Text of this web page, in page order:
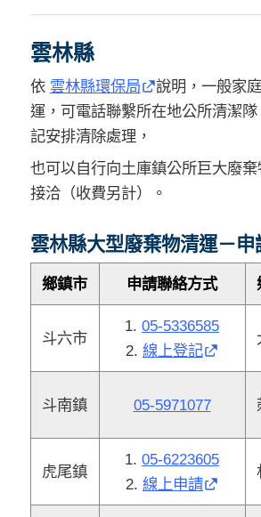
雲林縣
依 雲林縣環保局
說明，一般家
運，可電話聯繫所在地公所清潔
記安排清除處理，
也可以自行向土庫鎮公所巨大廢
接洽（收費另計）。
雲林縣大型廢棄物清運－申
鄉鎮市 申請聯絡方式
斗六市
1.05-5336585
2. 線上登記
斗南鎮 05-5971077
虎尾鎮
1.05-6223605
2. 線上申請